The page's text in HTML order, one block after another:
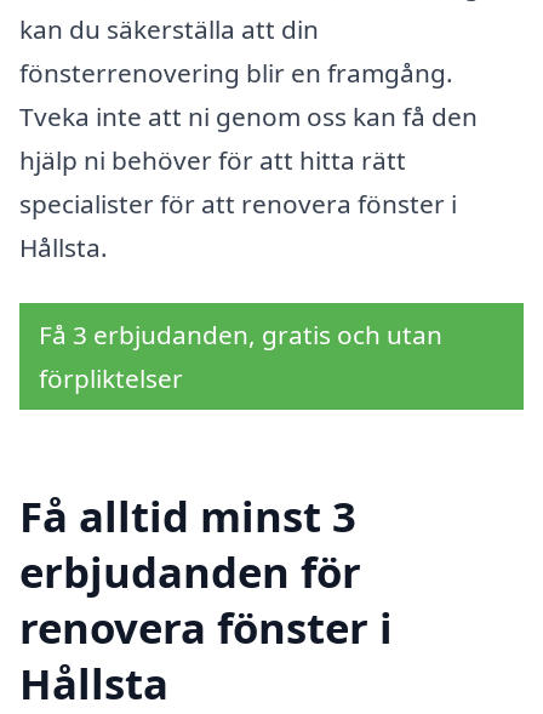
kan du säkerställa att din
fönsterrenovering blir en framgång.
Tveka inte att ni genom oss kan få den
hjälp ni behöver för att hitta rätt
specialister för att renovera fönster i
Hållsta.
Få 3 erbjudanden, gratis och utan
förpliktelser
Få alltid minst 3
erbjudanden för
renovera fönster i
Hållsta